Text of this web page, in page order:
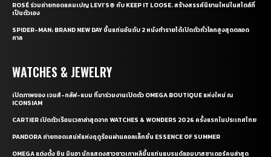
ROSÉ ร่วมถ่ายทอดแคมเปญ LEVI’S® กับ KEEP IT LOOSE. สร้างสรรค์นิยามใหม่ในสไตล์ที่
เป็นตัวเอง
SPIDER-MAN: BRAND NEW DAY ขึ้นแท่นอันดับ 2 หนังทำรายได้เปิดตัวทั่วโลกสูงสุดตลอด
กาล
WATCHES & JEWELRY
เปิดภาพของ เจมส์-กลัฟ-แบม ที่มาร่วมงานเปิดตัว OMEGA BOUTIQUE แห่งใหม่ ณ
ICONSIAM
CARTIER เปิดตัวเรือนเวลาล่าสุดจาก WATCHES & WONDERS 2026 ครั้งแรกในประเทศไทย
PANDORA ถ่ายทอดเสน่ห์แห่งฤดูร้อนผ่านคอลเล็กชั่น ESSENCE OF SUMMER
OMEGA แต่งตั้ง ชิน มินอา นักแสดงสาวชาวเกาหลีขึ้นแท่นแบรนด์แอมบาสซาเดอร์คนล่าสุด